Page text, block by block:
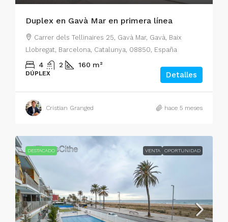
Duplex en Gavà Mar en primera línea
Carrer dels Tellinaires 25, Gavà Mar, Gavà, Baix
Llobregat, Barcelona, Catalunya, 08850, España
4 2 160 m²
DÚPLEX Detalles
Cristian Granged hace 5 meses
DESTACADO VENTA OPORTUNIDAD